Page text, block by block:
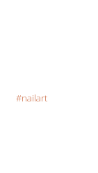
nailart